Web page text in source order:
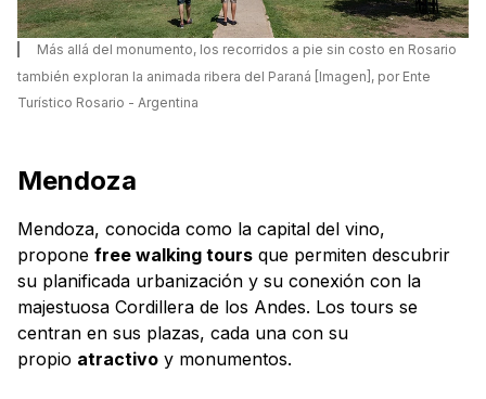
Más allá del monumento, los recorridos a pie sin costo en Rosario
también exploran la animada ribera del Paraná [Imagen], por Ente
Turístico Rosario - Argentina
Mendoza
Mendoza, conocida como la capital del vino,
propone free walking tours que permiten descubrir
su planificada urbanización y su conexión con la
majestuosa Cordillera de los Andes. Los tours se
centran en sus plazas, cada una con su
propio atractivo y monumentos.